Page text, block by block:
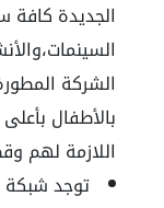
الجديدة كافة
الشركة
بالأطفال
اللازمة لهم
توجد شبكة